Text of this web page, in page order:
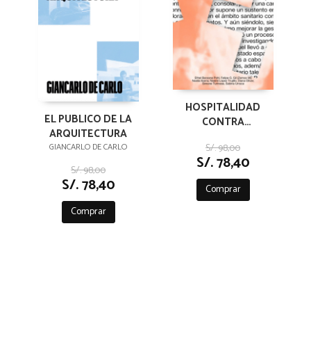
EL PUBLICO DE LA
ARQUITECTURA
GIANCARLO DE CARLO
S/. 98,00
S/. 78,40
Comprar
HOSPITALIDAD
CONTRA
S/. 98,00
S/. 78,40
Comprar